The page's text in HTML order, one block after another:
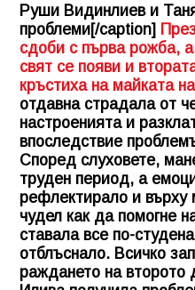
Руши Видинлиев и
проблеми[/caption]
сдоби с първа рожба,
свят се появи и
кръстиха на майката
отдавна страдала от
настроенията и
впоследствие
Според слуховете,
труден период, а
рефлектирало и
чудел как да помогне
ставала все по-
отблъснало. Всичко
раждането на второто